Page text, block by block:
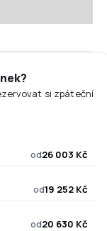
si zpáteční
od26 003 Kč
od19 252 Kč
od20 630 Kč